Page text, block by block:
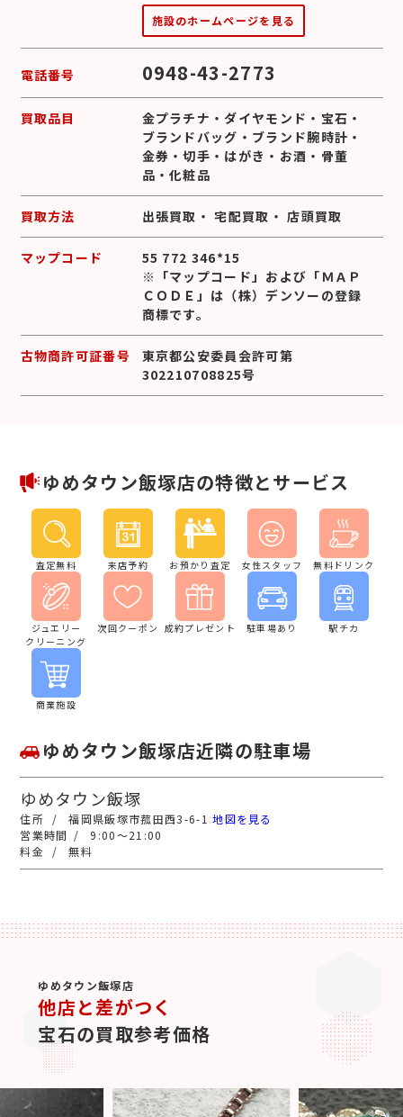
施設のホームページを見る
電話番号 0948-43-2773
買取品目 金プラチナ ・ダイヤモンド ・ 宝石 ・
ブランドバッグ ・ ブランド腕時計 ・
金券 ・切手 ・ はがき ・ お酒 ・ 骨董
品 ・化粧品
買取方法 出張買取 ・宅配買取 ・店頭買取
マップコード
55 772 346*15
※「マップコード」および「ＭＡＰ
ＣＯＤＥ」は（株）デンソーの登録
商標です。
古物商許可証番号
東京都公安委員会許可第
302210708825号
ゆめタウン飯塚店の特徴とサービス
査定無料 来店予約 お預かり査定 女性スタッフ 無料ドリンク
ジュエリー
クリーニング
次回クーポン 成約プレゼント 駐車場あり 駅チカ
商業施設
ゆめタウン飯塚店近隣の駐車場
ゆめタウン飯塚
福岡県飯塚市菰田西3-6-1地図を見る
9:00～21:00
無料
ゆめタウン飯塚店
他店と差がつく
宝石の買取参考価格